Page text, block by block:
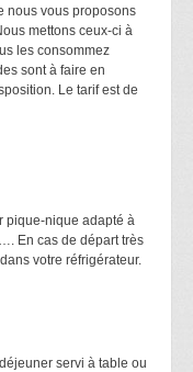
nous vous proposons
mettons ceux-ci à
les consommez
sont à faire en
Le tarif est de
pique-nique adapté à
En cas de départ très
votre réfrigérateur.
servi à table ou